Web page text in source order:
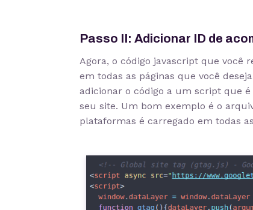
Passo II: Adicionar ID de
Agora, o código javascript que você
em todas as páginas que você
adicionar o código a um script que
seu site. Um bom exemplo é o
plataformas é carregado em todas